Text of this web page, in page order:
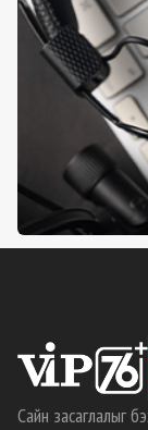
Сайн засаглалыг